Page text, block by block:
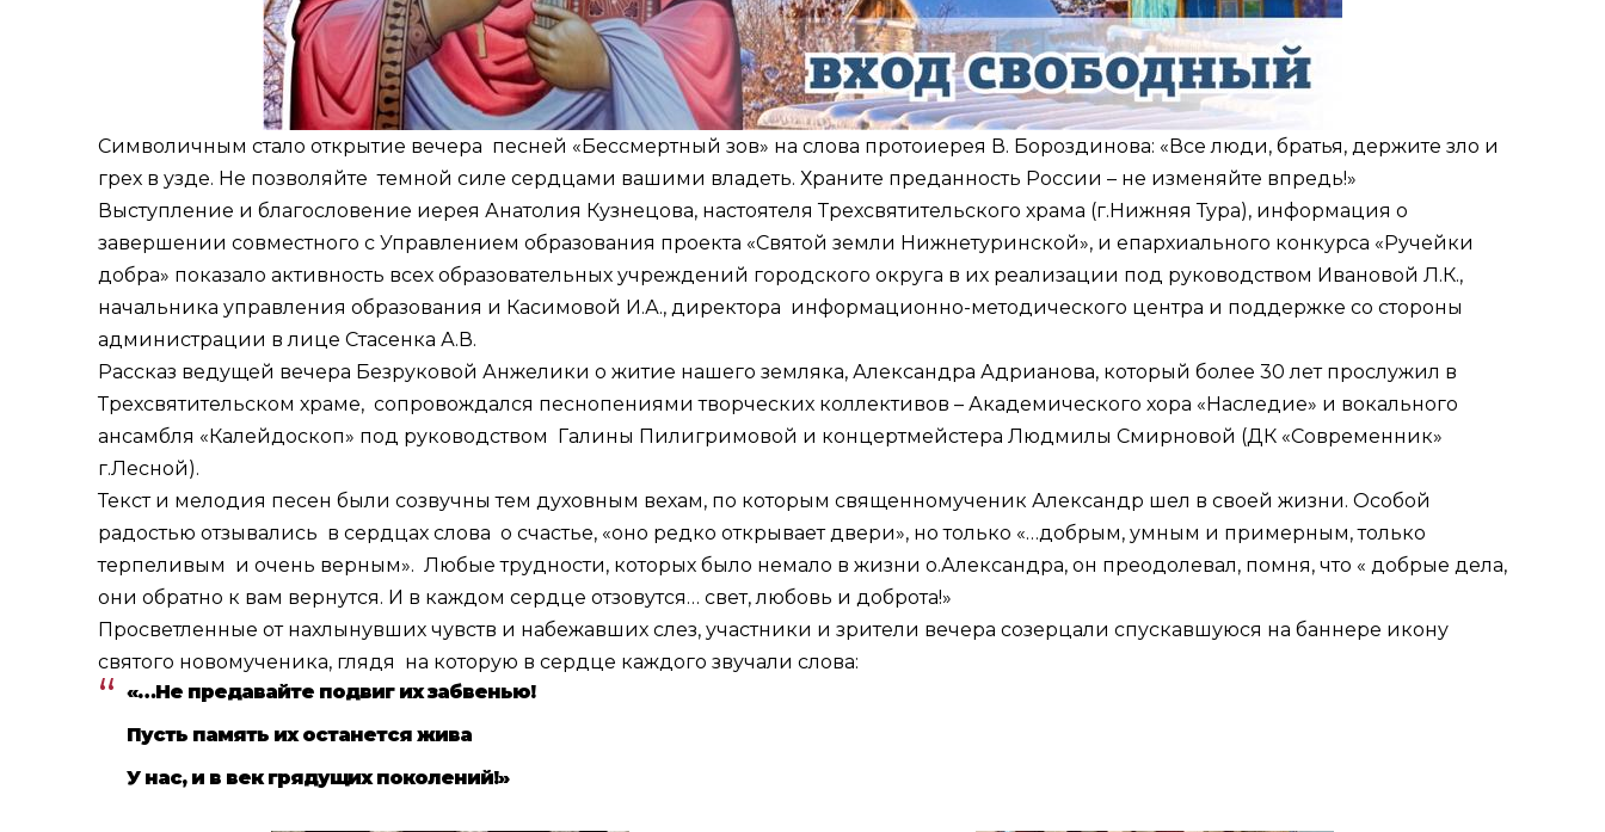
Символичным стало открытие вечера песней «Бессмертный зов» на слова протоиерея В. Бороздинова: «Все люди, братья, держите зло и
грех в узде. Не позволяйте темной силе сердцами вашими владеть. Храните преданность России – не изменяйте впредь!»
Выступление и благословение иерея Анатолия Кузнецова, настоятеля Трехсвятительского храма (г.Нижняя Тура), информация о
завершении совместного с Управлением образования проекта «Святой земли Нижнетуринской», и епархиального конкурса «Ручейки
добра» показало активность всех образовательных учреждений городского округа в их реализации под руководством Ивановой Л.К.,
начальника управления образования и Касимовой И.А., директора информационно-методического центра и поддержке со стороны
администрации в лице Стасенка А.В.
Рассказ ведущей вечера Безруковой Анжелики о житие нашего земляка, Александра Адрианова, который более 30 лет прослужил в
Трехсвятительском храме, сопровождался песнопениями творческих коллективов – Академического хора «Наследие» и вокального
ансамбля «Калейдоскоп» под руководством Галины Пилигримовой и концертмейстера Людмилы Смирновой (ДК «Современник»
г.Лесной).
Текст и мелодия песен были созвучны тем духовным вехам, по которым священномученик Александр шел в своей жизни. Особой
радостью отзывались в сердцах слова о счастье, «оно редко открывает двери», но только «…добрым, умным и примерным, только
терпеливым и очень верным». Любые трудности, которых было немало в жизни о.Александра, он преодолевал, помня, что « добрые дела,
они обратно к вам вернутся. И в каждом сердце отзовутся… свет, любовь и доброта!»
Просветленные от нахлынувших чувств и набежавших слез, участники и зрители вечера созерцали спускавшуюся на баннере икону
святого новомученика, глядя на которую в сердце каждого звучали слова:
«…Не предавайте подвиг их забвенью!
Пусть память их останется жива
У нас, и в век грядущих поколений!»